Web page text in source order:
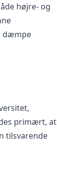
højre- og
dæmpe
primært, at
tilsvarende